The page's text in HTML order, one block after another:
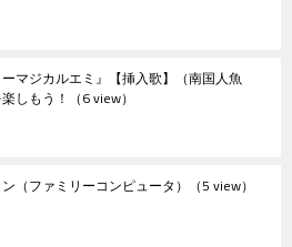
ーマジカルエミ』【挿入歌】（南国人魚
しもう！ （6 view）
（ファミリーコンピュータ） （5 view）